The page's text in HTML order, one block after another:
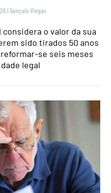
| Gonçalo Viegas
o valor da sua
sido tirados 50 anos
se seis meses
legal